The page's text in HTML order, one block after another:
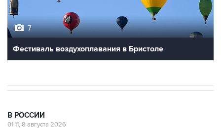
Фестиваль воздухоплавания в Бристоле
Пожар на складе ГСМ в Брянске